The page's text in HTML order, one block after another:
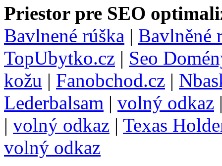
Priestor pre SEO
Bavlnené rúška | Bavlněné
TopUbytko.cz | Seo
kožu | Fanobchod.cz |
Lederbalsam | volný odkaz
| volný odkaz | Texas
volný odkaz